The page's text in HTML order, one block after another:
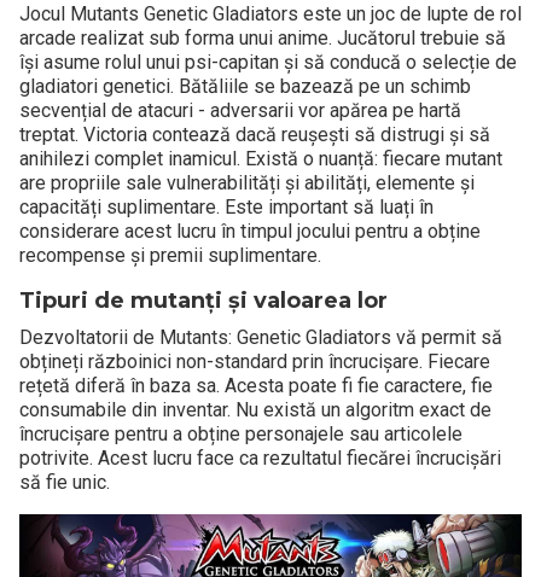
Tatyana Storozhenko
Editor de site
Jocul Mutants Genetic Gladiators este un joc de lupte de rol
arcade realizat sub forma unui anime. Jucătorul trebuie să
își asume rolul unui psi-capitan și să conducă o selecție de
gladiatori genetici. Bătăliile se bazează pe un schimb
secvențial de atacuri - adversarii vor apărea pe hartă
treptat. Victoria contează dacă reușești să distrugi și să
anihilezi complet inamicul. Există o nuanță: fiecare mutant
are propriile sale vulnerabilități și abilități, elemente și
capacități suplimentare. Este important să luați în
considerare acest lucru în timpul jocului pentru a obține
recompense și premii suplimentare.
Tipuri de mutanți și valoarea lor
Dezvoltatorii de Mutants: Genetic Gladiators vă permit să
obțineți războinici non-standard prin încrucișare. Fiecare
rețetă diferă în baza sa. Acesta poate fi fie caractere, fie
consumabile din inventar. Nu există un algoritm exact de
încrucișare pentru a obține personajele sau articolele
potrivite. Acest lucru face ca rezultatul fiecărei încrucișări
să fie unic.